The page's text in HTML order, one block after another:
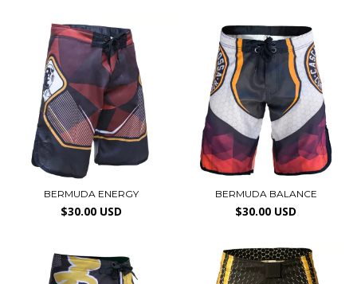
BERMUDA ENERGY
$30.00 USD
BERMUDA BALANCE
$30.00 USD